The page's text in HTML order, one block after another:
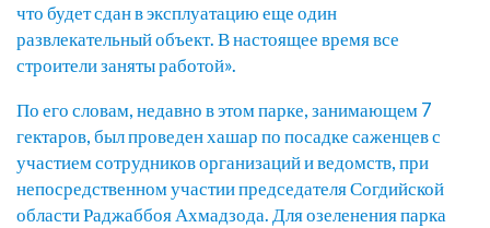
что будет сдан в эксплуатацию еще один
развлекательный объект. В настоящее время все
строители заняты работой».
По его словам, недавно в этом парке, занимающем 7
гектаров, был проведен хашар по посадке саженцев с
участием сотрудников организаций и ведомств, при
непосредственном участии председателя Согдийской
области Раджаббоя Ахмадзода. Для озеленения парка